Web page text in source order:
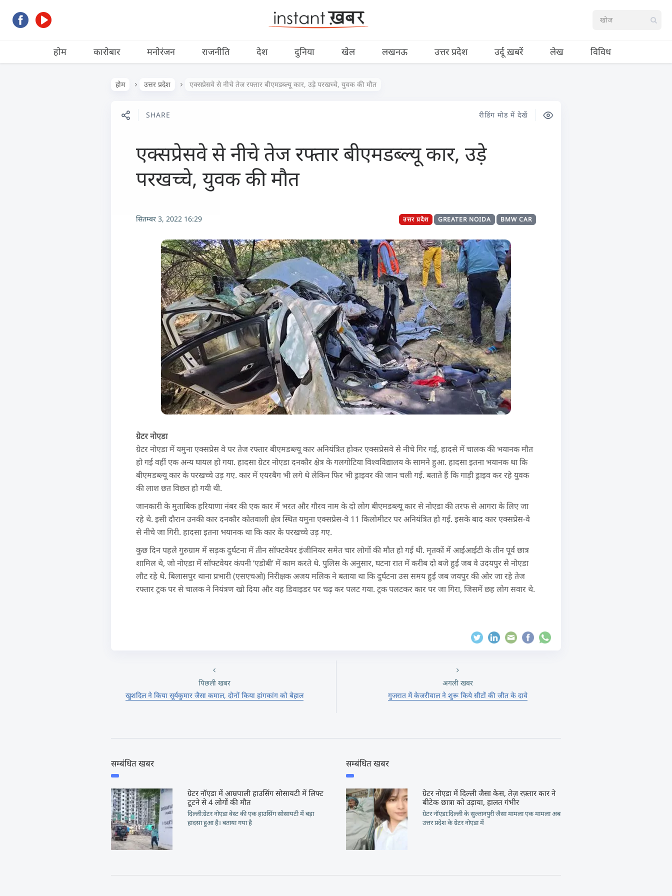
होम कारोबार मनोरंजन राजनीति देश दुनिया खेल लखनऊ उत्तर प्रदेश उर्दू ख़बरें लेख विविध
होम उत्तर प्रदेश एक्सप्रेसवे से नीचे तेज रफ्तार बीएमडब्ल्यू कार, उड़े परखच्चे, युवक की मौत
SHARE रीडिंग मोड में देखें
एक्सप्रेसवे से नीचे तेज रफ्तार बीएमडब्ल्यू कार, उड़े
परखच्चे, युवक की मौत
सितम्बर 3, 2022 16:29 BMW CAR
GREATER NOIDA
उत्तर प्रदेश
ग्रेटर नोएडा
ग्रेटर नोएडा में यमुना एक्सप्रेस वे पर तेज रफ्तार बीएमडब्ल्यू कार अनियंत्रित होकर एक्सप्रेसवे से नीचे गिर गई, हादसे में चालक की भयानक मौत
हो गई वहीं एक अन्य घायल हो गया. हादसा ग्रेटर नोएडा दनकौर क्षेत्र के गलगोटिया विश्वविद्यालय के सामने हुआ. हादसा इतना भयानक था कि
बीएमडब्ल्यू कार के परखच्चे उड़ गए. कार में एयरबैग भी लगे थे लेकिन फिर भी ड्राइवर की जान चली गई. बताते हैं कि गाड़ी ड्राइव कर रहे युवक
की लाश छत विछत हो गयी थी.
जानकारी के मुताबिक हरियाणा नंबर की एक कार में भरत और गौरव नाम के दो लोग बीएमडब्ल्यू कार से नोएडा की तरफ से आगरा के लिए जा
रहे थे. इसी दौरान उनकी कार दनकौर कोतवाली क्षेत्र स्थित यमुना एक्सप्रेस-वे 11 किलोमीटर पर अनियंत्रित हो गई. इसके बाद कार एक्सप्रेस-वे
से नीचे जा गिरी. हादसा इतना भयानक था कि कार के परखच्चे उड़ गए.
कुछ दिन पहले गुरुग्राम में सड़क दुर्घटना में तीन सॉफ्टवेयर इंजीनियर समेत चार लोगों की मौत हो गई थी. मृतकों में आईआईटी के तीन पूर्व छात्र
शामिल थे, जो नोएडा में सॉफ्टवेयर कंपनी ‘एडोबी’ में काम करते थे. पुलिस के अनुसार, घटना रात में करीब दो बजे हुई जब वे उदयपुर से नोएडा
लौट रहे थे. बिलासपुर थाना प्रभारी (एसएचओ) निरीक्षक अजय मलिक ने बताया था कि दुर्घटना उस समय हुई जब जयपुर की ओर जा रहे तेज
रफ्तार ट्रक पर से चालक ने नियंत्रण खो दिया और वह डिवाइडर पर चढ़ कर पलट गया. ट्रक पलटकर कार पर जा गिरा, जिसमें छह लोग सवार थे.
पिछली खबर
खुशदिल ने किया सूर्यकुमार जैसा कमाल, दोनों किया हांगकांग को बेहाल
अगली खबर
गुजरात में केजरीवाल ने शुरू किये सीटों की जीत के दावे
सम्बंधित खबर
ग्रेटर नॉएडा में आम्रपाली हाउसिंग सोसायटी में लिफ्ट
टूटने से 4 लोगों की मौत
दिल्ली:ग्रेटर नोएडा वेस्ट की एक हाउसिंग सोसायटी में बड़ा
हादसा हुआ है। बताया गया है
सम्बंधित खबर
ग्रेटर नोएडा में दिल्ली जैसा केस, तेज़ रफ़्तार कार ने
बीटेक छात्रा को उड़ाया, हालत गंभीर
ग्रेटर नॉएडा:दिल्ली के सुल्तानपुरी जैसा मामला एक मामला अब
उत्तर प्रदेश के ग्रेटर नोएडा में